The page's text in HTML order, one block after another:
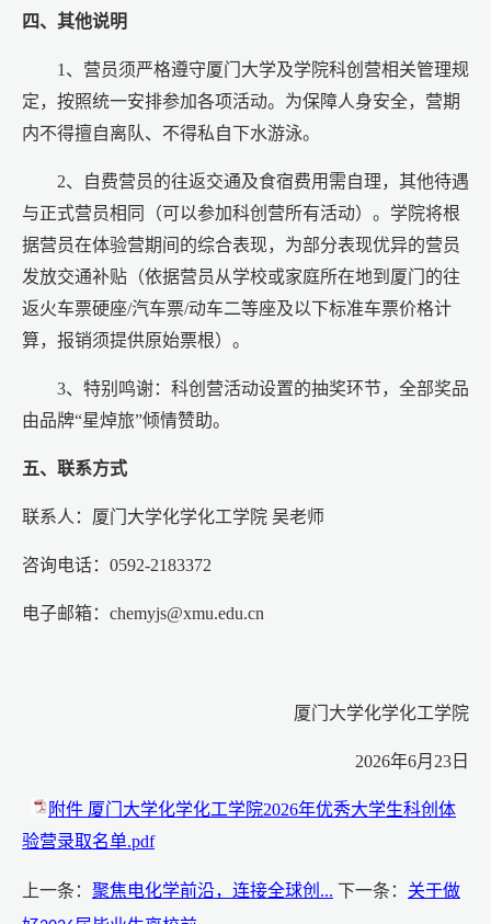
四、其他说明
1、营员须严格遵守厦门大学及学院科创营相关管理规
定，按照统一安排参加各项活动。为保障人身安全，营期
内不得擅自离队、不得私自下水游泳。
2、自费营员的往返交通及食宿费用需自理，其他待遇
与正式营员相同（可以参加科创营所有活动）。学院将根
据营员在体验营期间的综合表现，为部分表现优异的营员
发放交通补贴（依据营员从学校或家庭所在地到厦门的往
返火车票硬座/汽车票/动车二等座及以下标准车票价格计
算，报销须提供原始票根）。
3、特别鸣谢：科创营活动设置的抽奖环节，全部奖品
由品牌“星焯旅”倾情赞助。
五、联系方式
联系人：厦门大学化学化工学院 吴老师
咨询电话：0592-2183372
电子邮箱：chemyjs@xmu.edu.cn
厦门大学化学化工学院
2026年6月23日
附件 厦门大学化学化工学院2026年优秀大学生科创体
验营录取名单.pdf
上一条： 聚焦电化学前沿，连接全球创... 下一条： 关于做